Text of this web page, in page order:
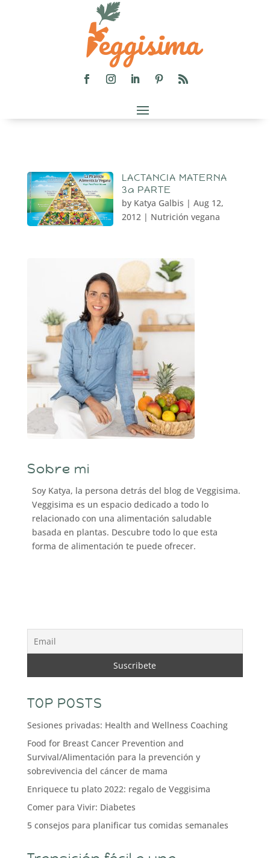
LACTANCIA MATERNA
3a PARTE
by Katya Galbis |Aug 12,
2012 | Nutrición vegana
Sobre mi
Soy Katya, la persona detrás del blog de Veggisima.
Veggisima es un espacio dedicado a todo lo
relacionado con una alimentación saludable
basada en plantas. Descubre todo lo que esta
forma de alimentación te puede ofrecer.
TOP POSTS
Sesiones privadas: Health and Wellness Coaching
Food for Breast Cancer Prevention and
Survival/Alimentación para la prevención y
sobrevivencia del cáncer de mama
Enriquece tu plato 2022: regalo de Veggisima
Comer para Vivir: Diabetes
5 consejos para planificar tus comidas semanales